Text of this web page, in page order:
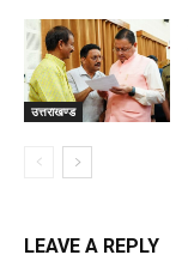
उत्तराखण्ड
LEAVE A REPLY